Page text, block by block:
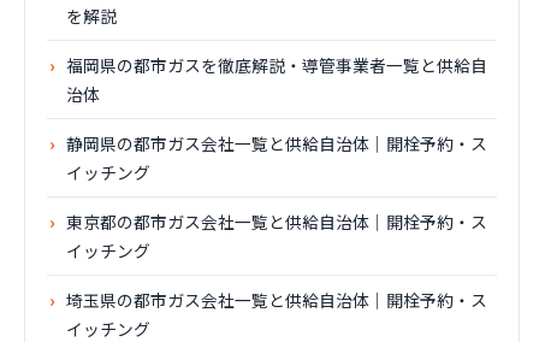
を解説
福岡県の都市ガスを徹底解説・導管事業者一覧と供給自
治体
静岡県の都市ガス会社一覧と供給自治体｜開栓予約・ス
イッチング
東京都の都市ガス会社一覧と供給自治体｜開栓予約・ス
イッチング
埼玉県の都市ガス会社一覧と供給自治体｜開栓予約・ス
イッチング